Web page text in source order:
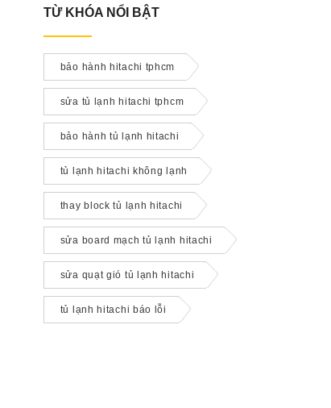
TỪ KHÓA NỔI BẬT
bảo hành hitachi tphcm
sửa tủ lạnh hitachi tphcm
bảo hành tủ lạnh hitachi
tủ lạnh hitachi không lạnh
thay block tủ lạnh hitachi
sửa board mạch tủ lạnh hitachi
sửa quạt gió tủ lạnh hitachi
tủ lạnh hitachi báo lỗi